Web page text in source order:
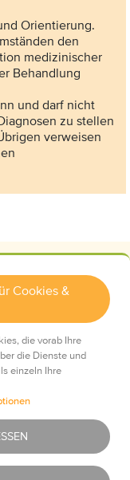
Orientierung.
den
medizinischer
Behandlung
und darf nicht
zu stellen
verweisen
Cookies &
die vorab Ihre
die Dienste und
einzeln Ihre